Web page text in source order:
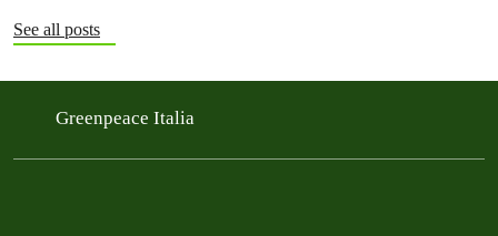
See all posts
Greenpeace Italia